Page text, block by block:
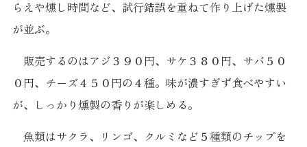
らえや燻し時間など、試行錯誤を重ねて作り上げた燻製
が並ぶ。
販売するのはアジ３９０円、サケ３８０円、サバ５０
０円、チーズ４５０円の４種。味が濃すぎず食べやすい
が、しっかり燻製の香りが楽しめる。
魚類はサクラ、リンゴ、クルミなど５種類のチップを